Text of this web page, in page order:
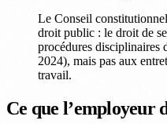
Le Conseil
droit public : le droit de
procédures disciplinaires
2024), mais pas aux
travail.
Ce que l’employeur